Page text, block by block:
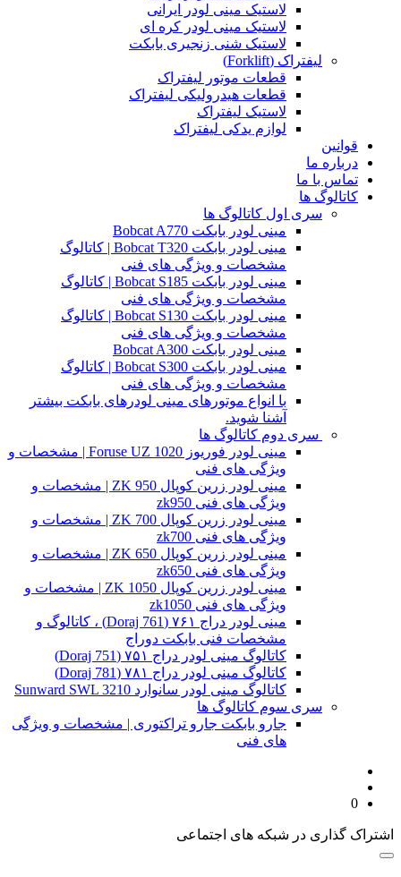
لاستیک مینی لودر ایرانی
لاستیک مینی لودر کره ای
لاستیک شنی زنجیری بابکت
لیفتراک (Forklift)
قطعات موتور لیفتراک
قطعات هیدرولیکی لیفتراک
لاستیک لیفتراک
لوازم یدکی لیفتراک
قوانین
درباره ما
تماس با ما
کاتالوگ ها
سری اول کاتالوگ ها
مینی لودر بابکت Bobcat A770
مینی لودر بابکت Bobcat T320 | کاتالوگ
مشخصات و ویژگی های فنی
مینی لودر بابکت Bobcat S185 | کاتالوگ
مشخصات و ویژگی های فنی
مینی لودر بابکت Bobcat S130 | کاتالوگ
مشخصات و ویژگی های فنی
مینی لودر بابکت Bobcat A300
مینی لودر بابکت Bobcat S300 | کاتالوگ
مشخصات و ویژگی های فنی
با انواع موتورهای مینی لودرهای بابکت بیشتر
آشنا شوید.
سری دوم کاتالوگ ها
مینی لودر فوریوز Foruse UZ 1020 | مشخصات و
ویژگی های فنی
مینی لودر زرین کوپال ZK 950 | مشخصات و
ویژگی های فنی zk950
مینی لودر زرین کوپال ZK 700 | مشخصات و
ویژگی های فنی zk700
مینی لودر زرین کوپال ZK 650 | مشخصات و
ویژگی های فنی zk650
مینی لودر زرین کوپال ZK 1050 | مشخصات و
ویژگی های فنی zk1050
مینی لودر دراج ۷۶۱ (Doraj 761) ، کاتالوگ و
مشخصات فنی بابکت دوراج
کاتالوگ مینی لودر دراج ۷۵۱ (Doraj 751)
کاتالوگ مینی لودر دراج ۷۸۱ (Doraj 781)
کاتالوگ مینی لودر سانوارد Sunward SWL 3210
سری سوم کاتالوگ ها
جارو بابکت جارو تراکتوری | مشخصات و ویژگی
های فنی
0
اشتراک گذاری در شبکه های اجتماعی